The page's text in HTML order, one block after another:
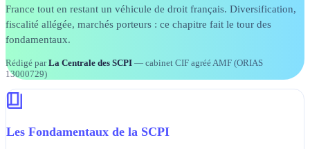
France tout en restant un véhicule de droit français. Diversification,
fiscalité allégée, marchés porteurs : ce chapitre fait le tour des
fondamentaux.
Rédigé par La Centrale des SCPI — cabinet CIF agréé AMF (ORIAS
13000729)
Les Fondamentaux de la SCPI